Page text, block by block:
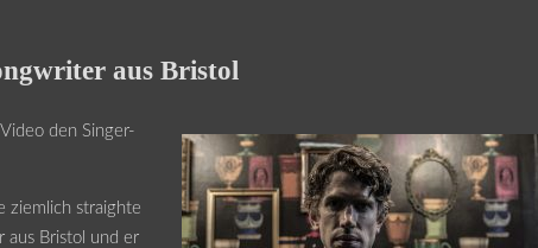
aus Bristol
den Singer-
ziemlich straighte
aus Bristol und er